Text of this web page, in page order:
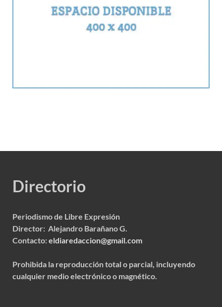
Directorio
Periodismo de Libre Expresión
Director: Alejandro Barañano G.
Contacto:eldiaredaccion@gmail.com
Prohibida la reproducción total o parcial, incluyendo
cualquier medio electrónico o magnético.